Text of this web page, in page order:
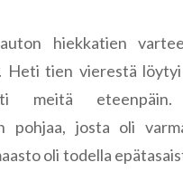
auton hiekkatien
Heti tien vierestä
meitä eteenpäin.
pohjaa, josta oli
oli todella